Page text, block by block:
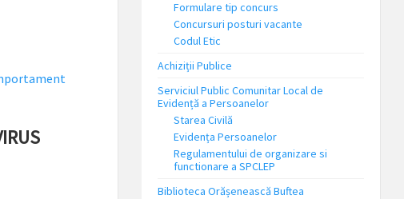
Formulare tip concurs
Concursuri posturi vacante
Codul Etic
Achiziții Publice
Serviciul Public Comunitar Local de
Evidență a Persoanelor
Starea Civilă
Evidența Persoanelor
Regulamentului de organizare si
functionare a SPCLEP
Biblioteca Orășenească Buftea